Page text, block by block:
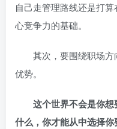
自己走管理路线还是打
心竞争力的基础。
其次，要围绕职场
优势。
这个世界不会是你
什么，你才能从中选择